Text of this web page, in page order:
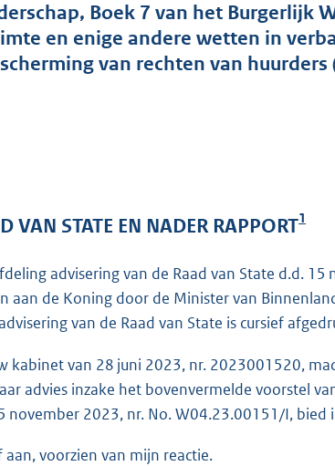
Boek 7 van het Burgerlijk
en enige andere wetten in
van rechten van
VAN STATE EN NADER RAPPORT1
advisering van de Raad van State d.d.
de Koning door de Minister van
van de Raad van State is cursief
kabinet van 28 juni 2023, nr. 2023001520,
advies inzake het bovenvermelde voorstel
2023, nr. No. W04.23.00151/I, bied
voorzien van mijn reactie.